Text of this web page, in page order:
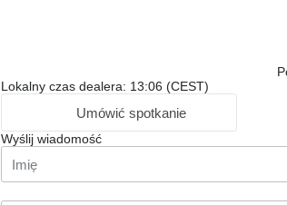
Lokalny czas dealera: 13:06 (CEST)
Umówić spotkanie
Wyślij wiadomość